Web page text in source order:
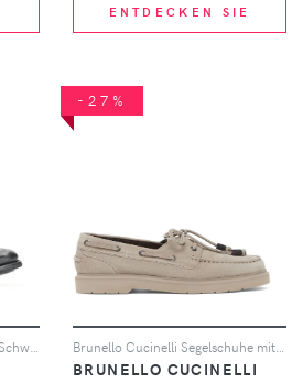
ENTDECKEN SIE
-27%
BRUNELLO CUCINELLI